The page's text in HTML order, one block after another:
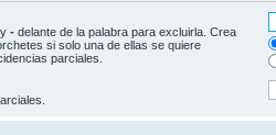
- delante de la palabra para excluirla. Crea
si solo una de ellas se quiere
parciales.